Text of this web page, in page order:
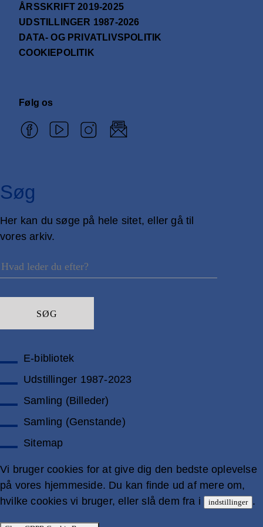
ÅRSSKRIFT 2019-2025
UDSTILLINGER 1987-2026
DATA- OG PRIVATLIVSPOLITIK
COOKIEPOLITIK
Følg os
Søg
Her kan du søge på hele sitet, eller gå til
vores arkiv.
E-bibliotek
Udstillinger 1987-2023
Samling (Billeder)
Samling (Genstande)
Sitemap
Vi bruger cookies for at give dig den bedste oplevelse
på vores hjemmeside. Du kan finde ud af mere om,
hvilke cookies vi bruger, eller slå dem fra i
indstillinger .